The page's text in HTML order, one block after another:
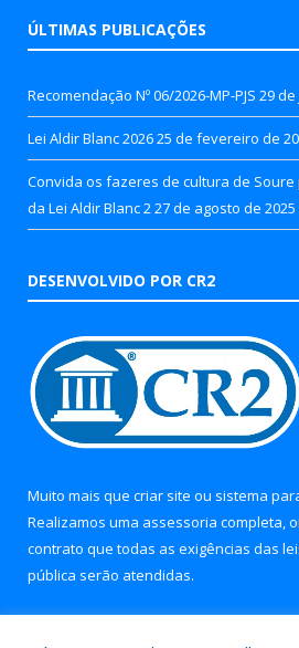
ÚLTIMAS PUBLICAÇÕES
Recomendação Nº 06/2026-MP-PJS 29
Lei Aldir Blanc 202625 de fevereiro de
Convida os fazeres de cultura de
da Lei Aldir Blanc 2 27 de agosto de 2025
DESENVOLVIDO POR CR2
Muito mais que criar site ou sistema
Realizamos uma assessoria completa,
contrato que todas as exigências das
pública serão atendidas.